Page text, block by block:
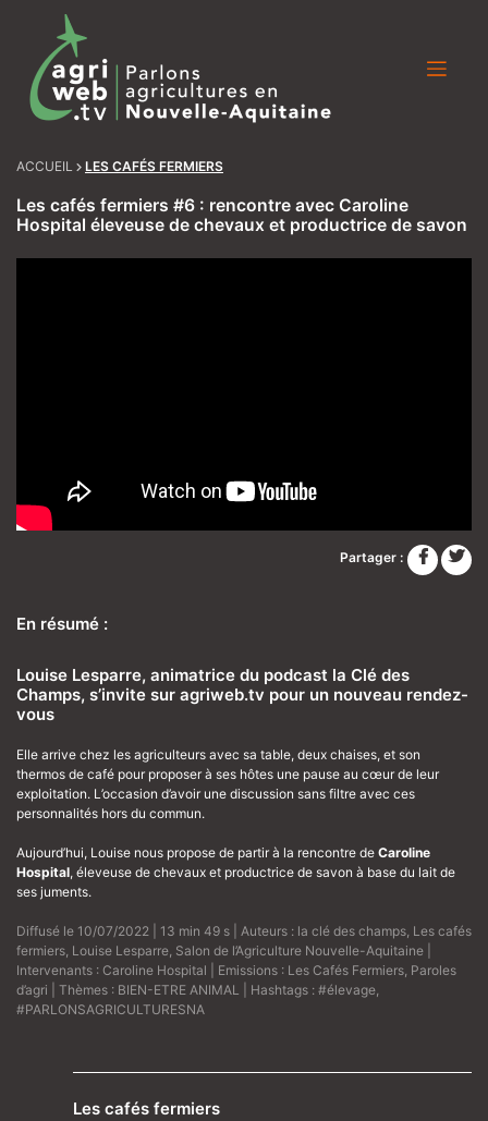
ACCUEIL LES CAFÉS FERMIERS
Les cafés fermiers #6 : rencontre avec Caroline
Hospital éleveuse de chevaux et productrice de savon
Partager :
En résumé :
Louise Lesparre, animatrice du podcast la Clé des
Champs, s’invite sur agriweb.tv pour un nouveau rendez-
vous
Elle arrive chez les agriculteurs avec sa table, deux chaises, et son
thermos de café pour proposer à ses hôtes une pause au cœur de leur
exploitation. L’occasion d’avoir une discussion sans filtre avec ces
personnalités hors du commun.
Aujourd’hui, Louise nous propose de partir à la rencontre de Caroline
Hospital, éleveuse de chevaux et productrice de savon à base du lait de
ses juments.
Diffusé le 10/07/2022 | 13 min 49 s | Auteurs : la clé des champs, Les cafés
fermiers, Louise Lesparre, Salon de l’Agriculture Nouvelle-Aquitaine
Intervenants : Caroline Hospital | Emissions : Les Cafés Fermiers, Paroles
d’agri | Thèmes : BIEN-ETRE ANIMAL | Hashtags : #élevage,
#PARLONSAGRICULTURESNA
Les cafés fermiers